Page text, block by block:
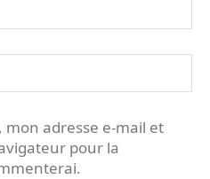
adresse e-mail et
pour la